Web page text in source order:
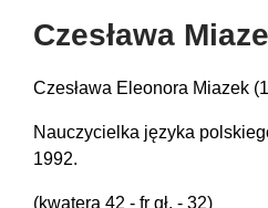
Czesława
Czesława Eleonora Miazek
Nauczycielka języka
1992.
(kwatera 42 - fr gł. - 32)